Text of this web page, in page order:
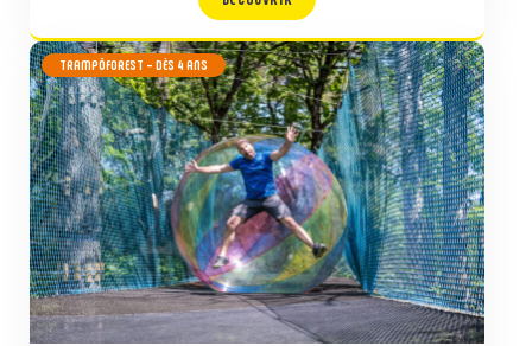
TRAMPÔFOREST – DÈS 4 ANS